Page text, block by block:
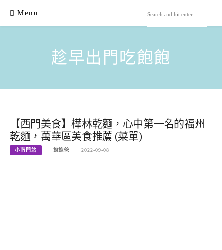
content
Menu
趁早出門吃飽飽
【西門美食】樺林乾麵，心中第一名的福州
乾麵，萬華區美食推薦 (菜單)
小南門站 飽飽爸 2022-09-08